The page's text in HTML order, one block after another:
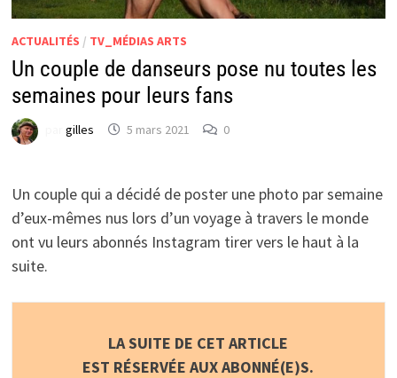
ACTUALITÉS / TV_MÉDIAS ARTS
Un couple de danseurs pose nu toutes les
semaines pour leurs fans
gilles 5 mars 2021 0
Un couple qui a décidé de poster une photo par semaine
d’eux-mêmes nus lors d’un voyage à travers le monde
ont vu leurs abonnés Instagram tirer vers le haut à la
suite.
LA SUITE DE CET ARTICLE
EST RÉSERVÉE AUX ABONNÉ(E)S.